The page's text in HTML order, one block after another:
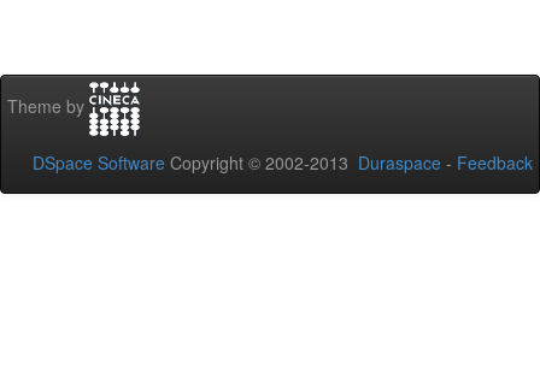
Theme by
DSpace Software Copyright © 2002-2013 Duraspace - Feedback